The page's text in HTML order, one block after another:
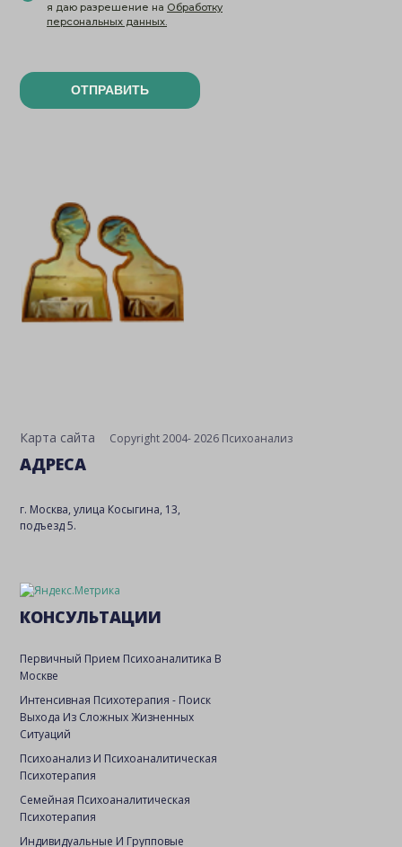
я даю разрешение на Обработку
персональных данных.
ОТПРАВИТЬ
Карта сайта Copyright 2004- 2026 Психоанализ
АДРЕСА
г. Москва, улица Косыгина, 13,
подъезд 5.
КОНСУЛЬТАЦИИ
Первичный Прием Психоаналитика В
Москве
Интенсивная Психотерапия - Поиск
Выхода Из Сложных Жизненных
Ситуаций
Психоанализ И Психоаналитическая
Психотерапия
Семейная Психоаналитическая
Психотерапия
Индивидуальные И Групповые